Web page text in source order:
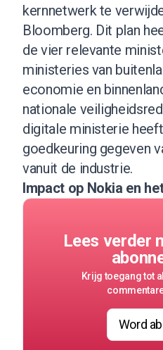
kernnetwerk te
Bloomberg. Dit plan
de vier relevante
ministeries van
economie en
nationale
digitale ministerie
goedkeuring gegeven
vanuit de industrie.
Impact op Nokia en
Lees verder
Krijg toegang tot
Word